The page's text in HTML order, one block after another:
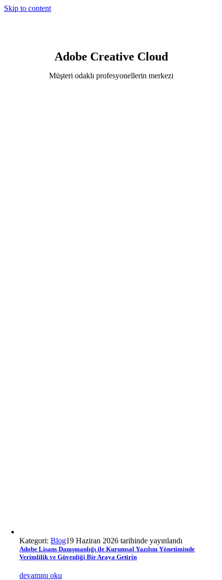
Skip to content
Adobe Creative Cloud
Müşteri odaklı profesyonellerin merkezi
Kategori:Blog19 Haziran 2026 tarihinde yayınlandı
Adobe Lisans Danışmanlığı ile Kurumsal Yazılım Yönetiminde
Verimlilik ve Güvenliği Bir Araya Getirin
devamını oku